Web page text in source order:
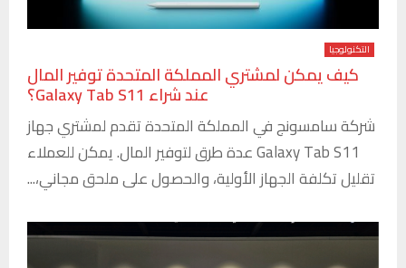
التكنولوجيا
كيف يمكن لمشتري المملكة المتحدة توفير المال
عند شراء Galaxy Tab S11؟
شركة سامسونج في المملكة المتحدة تقدم لمشتري جهاز
Galaxy Tab S11 عدة طرق لتوفير المال. يمكن للعملاء
تقليل تكلفة الجهاز الأولية، والحصول على ملحق مجاني،...